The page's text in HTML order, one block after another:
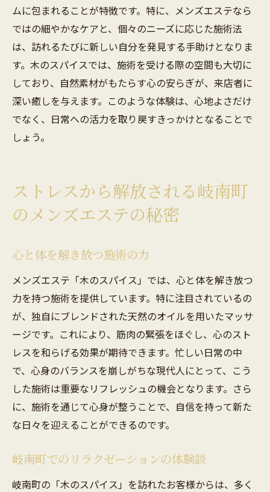
ムに包まれることが特徴です。特に、メンズエステなら
ではの細やかなケアと、個々のニーズに応じた施術法
は、訪れるたびに新しい自分を発見する手助けとなりま
す。木のスパイスでは、施術を受ける際の空間も大切に
しており、自然素材がもたらす心の安らぎが、来店者に
深い癒しを与えます。このような体験は、心地よさだけ
でなく、日常への活力を取り戻すきっかけとなることで
しょう。
ストレスから解放される岐南町
のメンズエステの秘密
心と体を解き放つ施術の力
メンズエステ「木のスパイス」では、心と体を解き放つ
力を持つ施術を提供しています。特に注目されているの
が、独自にブレンドされた天然のオイルを用いたマッサ
ージです。これにより、筋肉の緊張をほぐし、心のスト
レスを和らげる効果が期待できます。忙しい日常の中
で、心身のバランスを崩しがちな現代人にとって、こう
した施術は重要なリフレッシュの機会となります。さら
に、施術を通じて心身が整うことで、自信を持って新た
な日々を迎えることができるのです。
岐南町でのリラクゼーションの体験談
岐南町の「木のスパイス」を訪れたお客様からは、多く